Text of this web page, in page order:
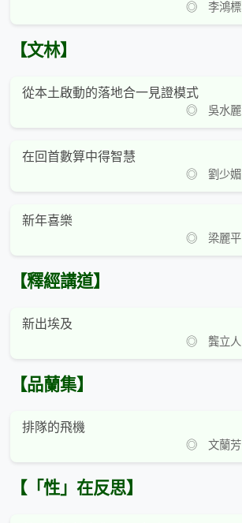
◎ 李鴻標
【文林】
從本土啟動的落地合一見證模式
◎ 吳水麗
在回首數算中得智慧
◎ 劉少媚
新年喜樂
◎ 梁麗平
【釋經講道】
新出埃及
◎ 龔立人
【品蘭集】
排隊的飛機
◎ 文蘭芳
【「性」在反思】